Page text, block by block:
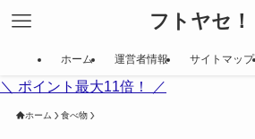
フトヤセ！
ホーム 運営者情報 サイトマップ
＼ ポイント最大11倍！ ／
ホーム 食べ物